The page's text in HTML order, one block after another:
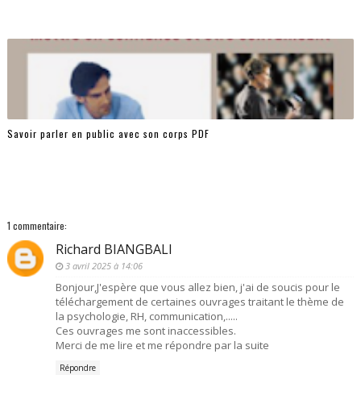
Savoir parler en public avec son corps PDF
1 commentaire:
Richard BIANGBALI
3 avril 2025 à 14:06
Bonjour,J'espère que vous allez bien, j'ai de soucis pour le
téléchargement de certaines ouvrages traitant le thème de
la psychologie, RH, communication,.....
Ces ouvrages me sont inaccessibles.
Merci de me lire et me répondre par la suite
Répondre